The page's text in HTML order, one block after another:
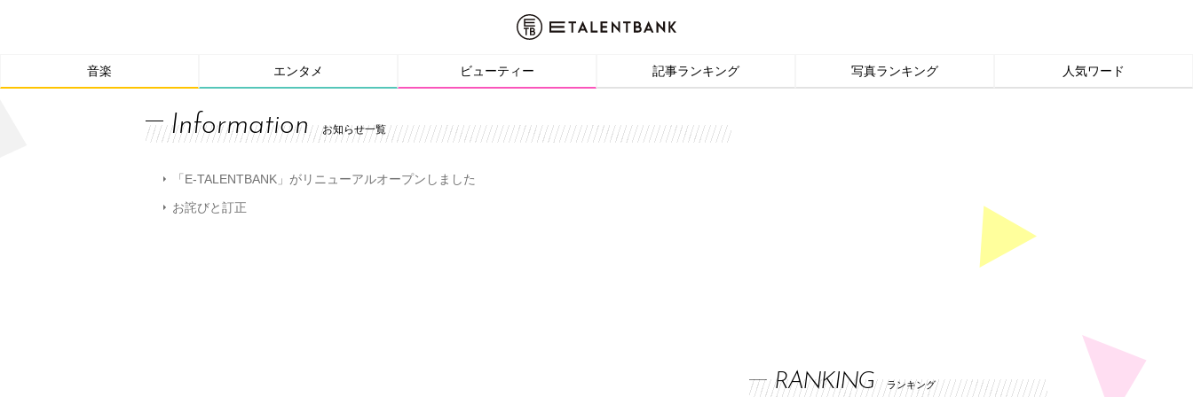
音楽 エンタメ ビューティー 記事ランキング 写真ランキング 人気ワード
Information お知らせ一覧
「E-TALENTBANK」がリニューアルオープンしました
お詫びと訂正
RANKING ランキング